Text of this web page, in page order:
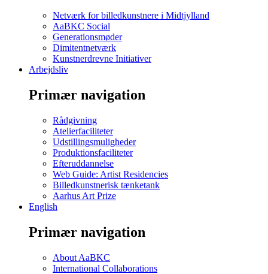
Netværk for billedkunstnere i Midtjylland
AaBKC Social
Generationsmøder
Dimitentnetværk
Kunstnerdrevne Initiativer
Arbejdsliv
Primær navigation
Rådgivning
Atelierfaciliteter
Udstillingsmuligheder
Produktionsfaciliteter
Efteruddannelse
Web Guide: Artist Residencies
Billedkunstnerisk tænketank
Aarhus Art Prize
English
Primær navigation
About AaBKC
International Collaborations